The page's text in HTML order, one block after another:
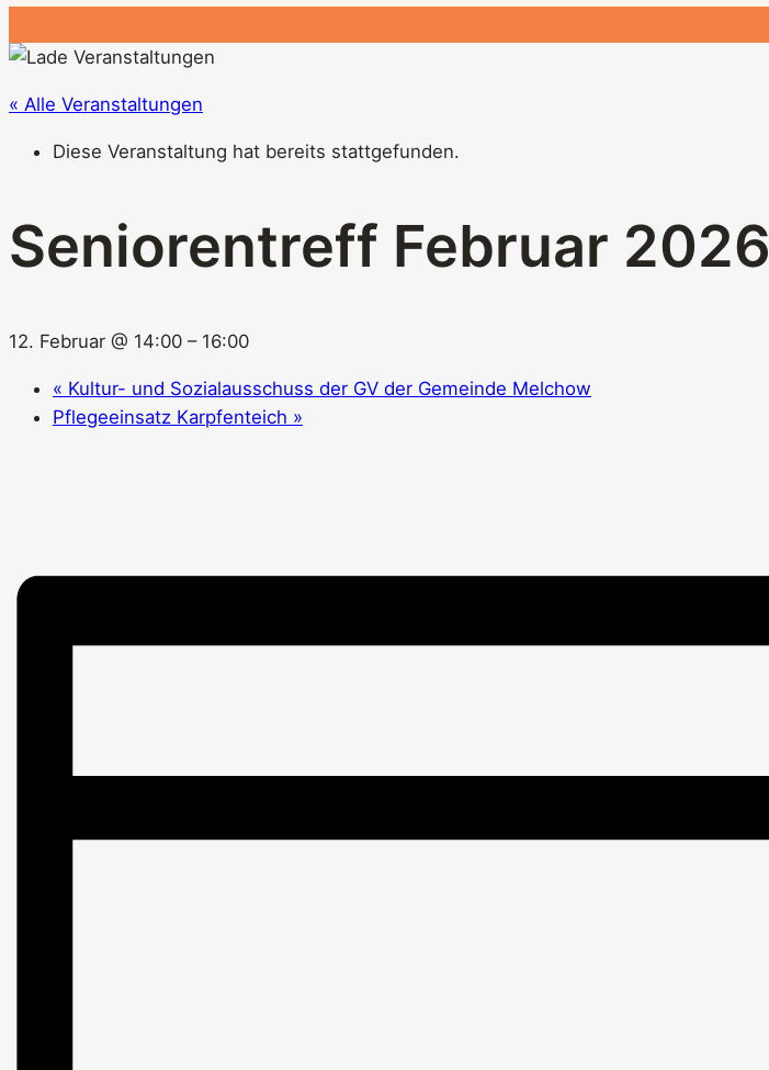
« Alle Veranstaltungen
Diese Veranstaltung hat bereits stattgefunden.
Seniorentreff Februar 2026
12. Februar @ 14:00 – 16:00
« Kultur- und Sozialausschuss der GV der Gemeinde Melchow
Pflegeeinsatz Karpfenteich »